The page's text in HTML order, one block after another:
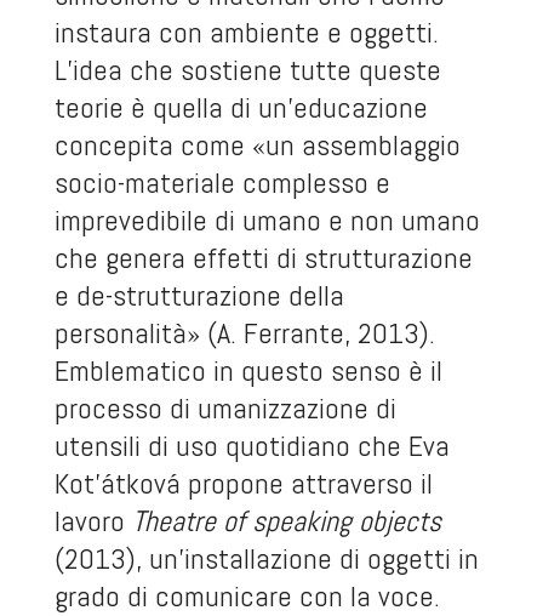
instaura con ambiente e oggetti.
L’idea che sostiene tutte queste
teorie è quella di un’educazione
concepita come «un assemblaggio
socio-materiale complesso e
imprevedibile di umano e non umano
che genera effetti di strutturazione
e de-strutturazione della
personalità» (A. Ferrante, 2013).
Emblematico in questo senso è il
processo di umanizzazione di
utensili di uso quotidiano che Eva
Kot’átková propone attraverso il
lavoro Theatre of speaking objects
(2013), un’installazione di oggetti in
grado di comunicare con la voce.